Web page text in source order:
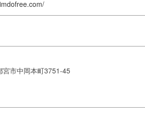
市中岡本町3751-45